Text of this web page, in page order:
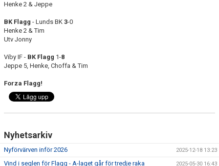
Henke 2 & Jeppe
BK Flagg - Lunds BK 3-0
Henke 2 & Tim
Utv Jonny
Viby IF - BK Flagg 1-8
Jeppe 5, Henke, Choffa & Tim
Forza Flagg!
Nyhetsarkiv
Nyförvärven inför 2026 2025-12-18 13:23
Vind i seglen för Flagg - A-laget går för tredje raka 2025-05-30 16:43